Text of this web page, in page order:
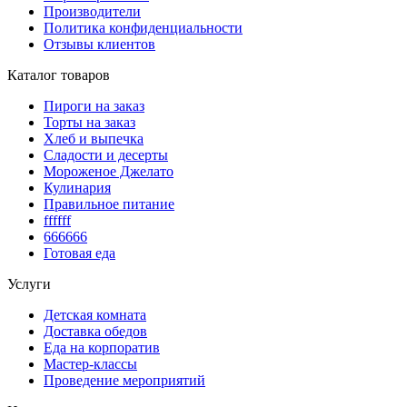
Производители
Политика конфиденциальности
Отзывы клиентов
Каталог товаров
Пироги на заказ
Торты на заказ
Хлеб и выпечка
Сладости и десерты
Мороженое Джелато
Кулинария
Правильное питание
ffffff
666666
Готовая еда
Услуги
Детская комната
Доставка обедов
Еда на корпоратив
Мастер-классы
Проведение мероприятий